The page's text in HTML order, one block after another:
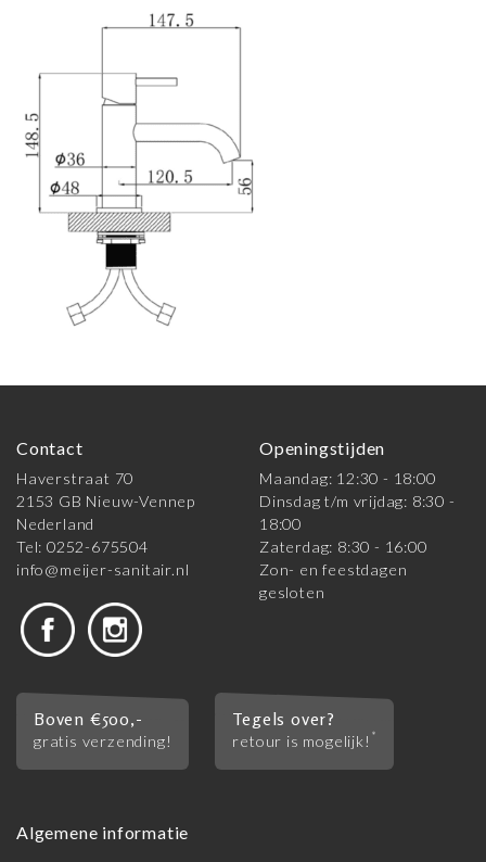
Contact
Haverstraat 70
2153 GB Nieuw-Vennep
Nederland
Tel: 0252-675504
info@meijer-sanitair.nl
Openingstijden
Maandag: 12:30 - 18:00
Dinsdag t/m vrijdag: 8:30 -
18:00
Zaterdag: 8:30 - 16:00
Zon- en feestdagen
gesloten
Boven €500,-
gratis verzending!
Tegels over?
retour is mogelijk! *
Algemene informatie